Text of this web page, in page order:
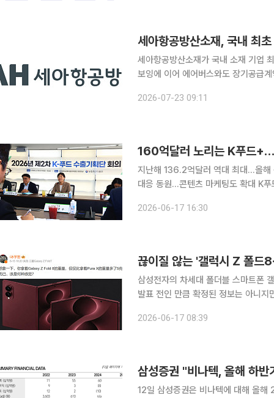
세아항공방산소재, 국내 최
세아항공방산소재가 국내 소재 기업
보잉에 이어 에어버스와도 장기공급
서 국내 소재사 최초로 에어버스와
2026-07-23 09:11
160억달러 노리는 K푸드+…
지난해 136.2억달러 역대 최대…올해
대응 동원…콘텐츠 마케팅도 확대 K푸드+ 수출이 지난해 역대 최대 실적을 낸 뒤 올해도 증가세를
등 인기 품목은 해외 시장에서 자리를
2026-06-17 16:30
끊이질 않는 '갤럭시 Z 폴드
삼성전자의 차세대 폴더블 스마트폰
발표 전인 만큼 확정된 정보는 아니
능성이다. 특히 기존 갤럭시 Z 폴드와
2026-06-17 08:39
삼성증권 "비나텍, 올해 하
12일 삼성증권은 비나텍에 대해 올